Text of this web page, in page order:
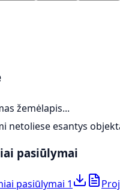
žemėlapis...
netoliese esantys
pasiūlymai
pasiūlymai 1